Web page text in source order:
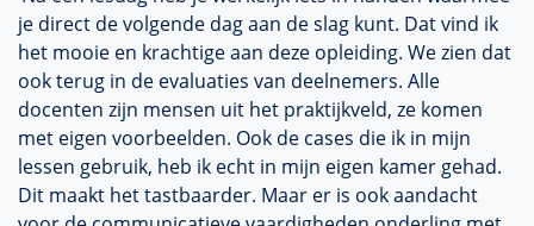
je direct de volgende dag aan de slag kunt. Dat vind ik
het mooie en krachtige aan deze opleiding. We zien dat
ook terug in de evaluaties van deelnemers. Alle
docenten zijn mensen uit het praktijkveld, ze komen
met eigen voorbeelden. Ook de cases die ik in mijn
lessen gebruik, heb ik echt in mijn eigen kamer gehad.
Dit maakt het tastbaarder. Maar er is ook aandacht